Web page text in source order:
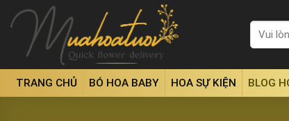
content
Tìm
kiếm:
TRANG CHỦ BÓ HOA BABY HOA SỰ KIỆN BLOG